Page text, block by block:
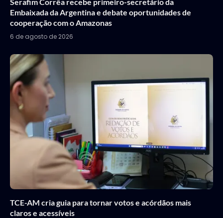
Serafim Corrêa recebe primeiro-secretário da
Embaixada da Argentina e debate oportunidades de
cooperação com o Amazonas
6 de agosto de 2026
TCE-AM cria guia para tornar votos e acórdãos mais
claros e acessíveis